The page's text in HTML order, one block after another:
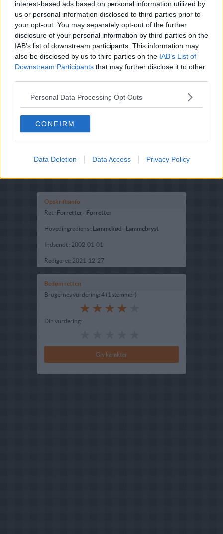
interest-based ads based on personal information utilized by
us or personal information disclosed to third parties prior to
your opt-out. You may separately opt-out of the further
disclosure of your personal information by third parties on the
IAB’s list of downstream participants. This information may
also be disclosed by us to third parties on the IAB’s List of
Downstream Participants that may further disclose it to other
Personal Data Processing Opt Outs
CONFIRM
Data Deletion Data Access Privacy Policy
Opskriftsinfo
Ret : Forretter - Forretter
Hovedingrediens : Lammekød - Lammebryst
Indsendt : 2002-01-01
Redigeret: 2021-12-27
Bedøm retten
Brugernes vurdering: 4 (1 stemmer)
Din vurdering: